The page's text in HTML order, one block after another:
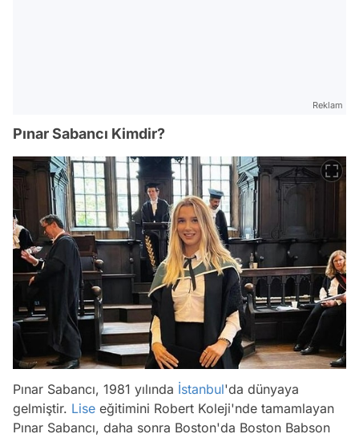
Reklam
Pınar Sabancı Kimdir?
Pınar Sabancı, 1981 yılında İstanbul'da dünyaya
gelmiştir. Lise eğitimini Robert Koleji'nde tamamlayan
Pınar Sabancı, daha sonra Boston'da Boston Babson